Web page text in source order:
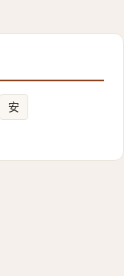
安